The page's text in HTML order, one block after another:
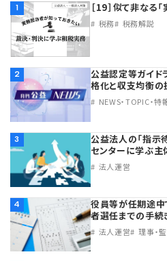
1 ［19］似て非なる
税務 税務解説
2
公益認定等ガイ
格化と収支均衡
NEWS・TOPIC・特
3
公益法人の「指
センターに学ぶ
法人運営
4
役員等が任期途
者選任までの手続
法人運営 理事・